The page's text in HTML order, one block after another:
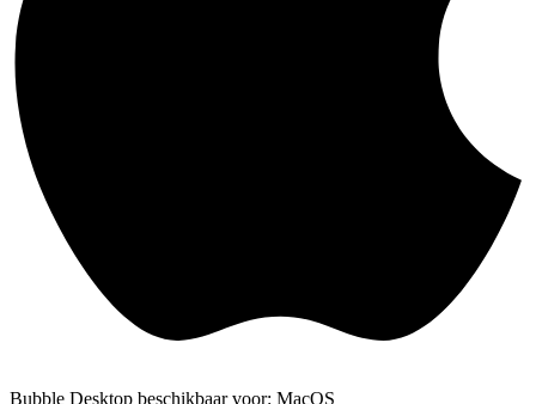
Bubble Desktop beschikbaar voor: MacOS